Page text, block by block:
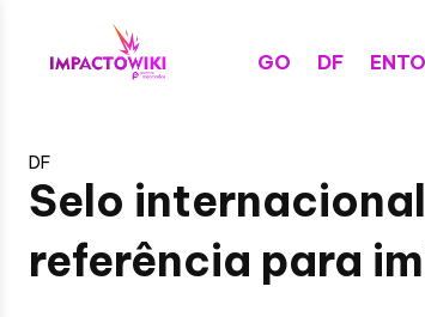
GO DF
DF
Selo
referência para